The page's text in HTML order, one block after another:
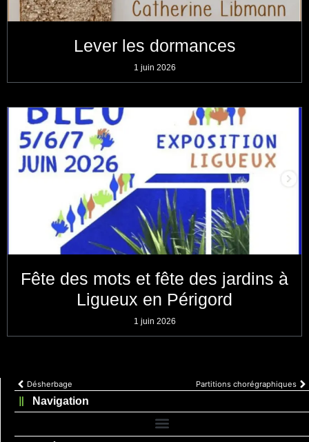
Lever les dormances
1 juin 2026
Fête des mots et fête des jardins à
Ligueux en Périgord
1 juin 2026
Désherbage Partitions chorégraphiques
Navigation